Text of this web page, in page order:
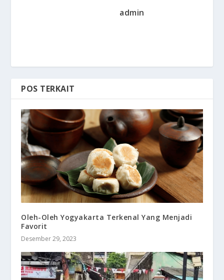
admin
POS TERKAIT
Oleh-Oleh Yogyakarta Terkenal Yang Menjadi
Favorit
Desember 29, 2023